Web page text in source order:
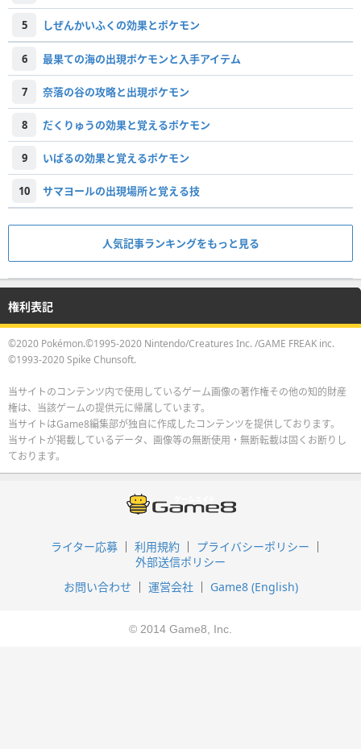
5 しぜんかいふくの効果とポケモン
6 最果ての海の出現ポケモンと入手アイテム
7 奈落の谷の攻略と出現ポケモン
8 だくりゅうの効果と覚えるポケモン
9 いばるの効果と覚えるポケモン
10 サマヨールの出現場所と覚える技
人気記事ランキングをもっと見る
権利表記
©2020 Pokémon.©1995-2020 Nintendo/Creatures Inc. /GAME FREAK inc.
©1993-2020 Spike Chunsoft.
当サイトのコンテンツ内で使用しているゲーム画像の著作権その他の知的財産
権は、当該ゲームの提供元に帰属しています。
当サイトはGame8編集部が独自に作成したコンテンツを提供しております。
当サイトが掲載しているデータ、画像等の無断使用・無断転載は固くお断りし
ております。
ライター応募 利用規約
プライバシーポリシー
外部送信ポリシー
お問い合わせ
運営会社 Game8 (English)
© 2014 Game8, Inc.